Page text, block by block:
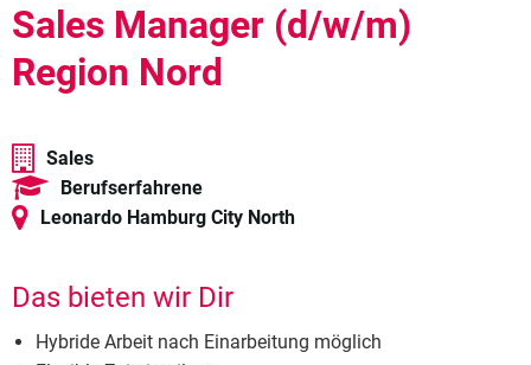
Sales Manager (d/w/m)
Region Nord
Sales
Berufserfahrene
Leonardo Hamburg City North
Das bieten wir Dir
Hybride Arbeit nach Einarbeitung möglich